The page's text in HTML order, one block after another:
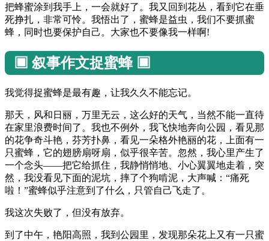
把蜂蜜涂到我手上，一会就好了。我又回到花丛，看到它在垂
死挣扎，非常可怜。我悟出了，蜜蜂是益虫，我们不要抓蜜
蜂，同时也要保护自己。大家也不要像我一样啊!
▣ 叙事作文捉蜜蜂 ▣
我觉得捉蜜蜂是最有趣，让我久久不能忘记。
那天，风和日丽，万里无云，这么好的天气，当然不能一直待
在家里浪费时间了。我也不例外，我飞快地奔向公园，看见那
的花争奇斗艳，芬芳扑鼻，看见一朵格外艳丽的花，上面有一
只蜜蜂，它的翅膀扇呀扇，似乎很辛苦。忽然，我心里产生了
一个念头——把它给抓住，我静悄悄地、小心翼翼地走着，突
然，我没看见下面的泥坑，摔了个狗啃泥，大声喊：“痛死
啦！”蜜蜂似乎注意到了什么，只管自己飞走了。
我这次失败了，但没有放弃。
到了中午，艳阳高照，我到公园里，发现那朵花上又有一只蜜